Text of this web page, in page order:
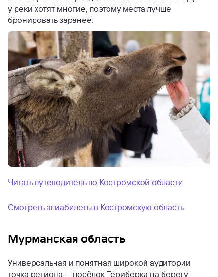
у реки хотят многие, поэтому места лучше
бронировать заранее.
Читать путеводитель по Костромской области
Смотреть авиабилеты в Костромскую область
Мурманская область
Универсальная и понятная широкой аудитории
точка региона — посёлок Териберка на берегу